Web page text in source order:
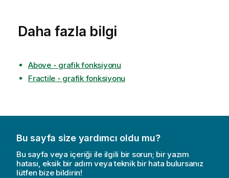
Daha fazla bilgi
Above - grafik fonksiyonu
Fractile - grafik fonksiyonu
Bu sayfa size yardımcı oldu mu?
Bu sayfa veya içeriği ile ilgili bir sorun; bir yazım
hatası, eksik bir adım veya teknik bir hata bulursanız
lütfen bize bildirin!